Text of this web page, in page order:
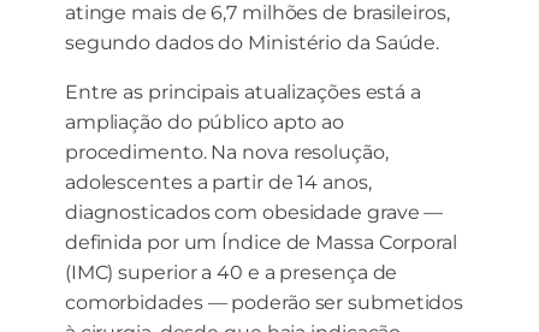
atinge mais de 6,7 milhões de brasileiros,
segundo dados do Ministério da Saúde.
Entre as principais atualizações está a
ampliação do público apto ao
procedimento. Na nova resolução,
adolescentes a partir de 14 anos,
diagnosticados com obesidade grave —
definida por um Índice de Massa Corporal
(IMC) superior a 40 e a presença de
comorbidades — poderão ser submetidos